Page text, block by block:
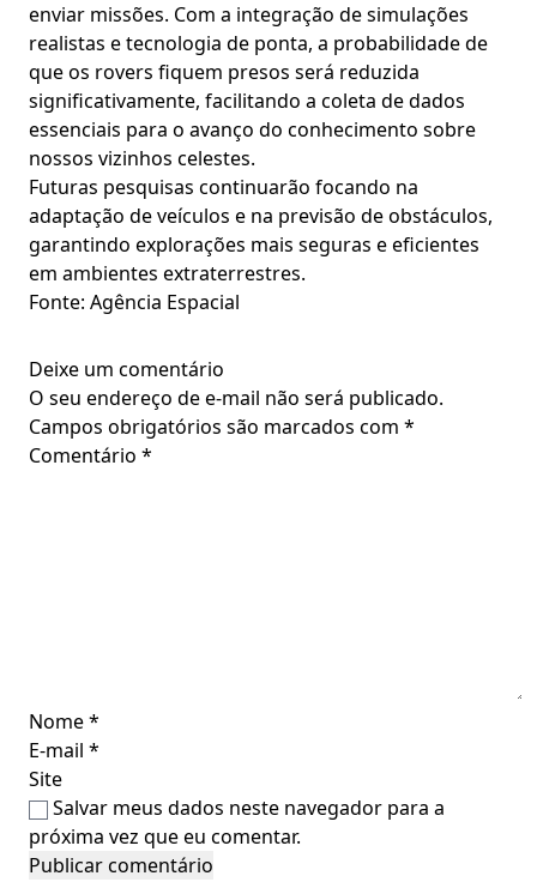
enviar missões. Com a integração de simulações
realistas e tecnologia de ponta, a probabilidade de
que os rovers fiquem presos será reduzida
significativamente, facilitando a coleta de dados
essenciais para o avanço do conhecimento sobre
nossos vizinhos celestes.
Futuras pesquisas continuarão focando na
adaptação de veículos e na previsão de obstáculos,
garantindo explorações mais seguras e eficientes
em ambientes extraterrestres.
Fonte: Agência Espacial
Deixe um comentário
O seu endereço de e-mail não será publicado.
Campos obrigatórios são marcados com *
Comentário *
Nome*
E-mail *
Site
Salvar meus dados neste navegador para a
próxima vez que eu comentar.